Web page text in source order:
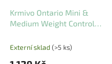
Krmivo Ontario Mini &
Medium Weight Control
kg
Externí sklad (>5 ks)